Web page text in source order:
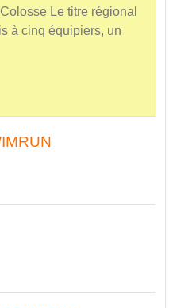
Le titre régional
à cinq équipiers, un